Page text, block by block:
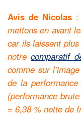
Avis de Nicolas :
mettons en avant
car ils laissent plus
notrecomparatif
comme sur
de la
(performance
= 6,38 % nette de